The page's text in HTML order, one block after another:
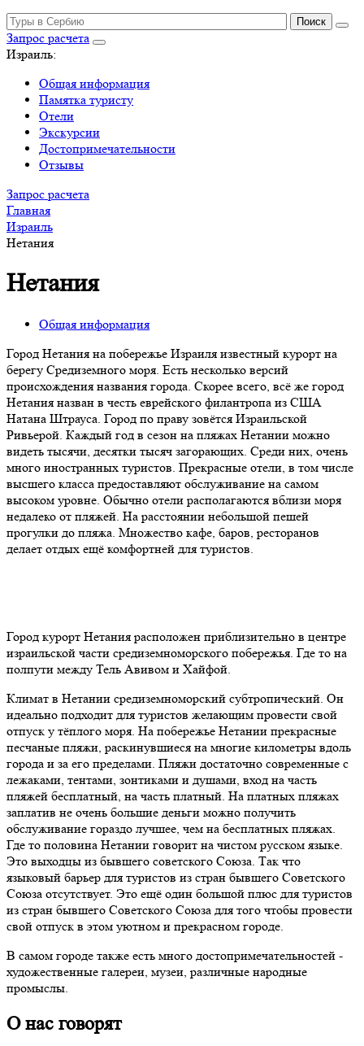
Запрос расчета
Израиль:
Общая информация
Памятка туристу
Отели
Экскурсии
Достопримечательности
Отзывы
Запрос расчета
Главная
Израиль
Нетания
Нетания
Общая информация
Город Нетания на побережье Израиля известный курорт на
берегу Средиземного моря. Есть несколько версий
происхождения названия города. Скорее всего, всё же город
Нетания назван в честь еврейского филантропа из США
Натана Штрауса. Город по праву зовётся Израильской
Ривьерой. Каждый год в сезон на пляжах Нетании можно
видеть тысячи, десятки тысяч загорающих. Среди них, очень
много иностранных туристов. Прекрасные отели, в том числе
высшего класса предоставляют обслуживание на самом
высоком уровне. Обычно отели располагаются вблизи моря
недалеко от пляжей. На расстоянии небольшой пешей
прогулки до пляжа. Множество кафе, баров, ресторанов
делает отдых ещё комфортней для туристов.
Город курорт Нетания расположен приблизительно в центре
израильской части средиземноморского побережья. Где то на
полпути между Тель Авивом и Хайфой.
Климат в Нетании средиземноморский субтропический. Он
идеально подходит для туристов желающим провести свой
отпуск у тёплого моря. На побережье Нетании прекрасные
песчаные пляжи, раскинувшиеся на многие километры вдоль
города и за его пределами. Пляжи достаточно современные с
лежаками, тентами, зонтиками и душами, вход на часть
пляжей бесплатный, на часть платный. На платных пляжах
заплатив не очень большие деньги можно получить
обслуживание гораздо лучшее, чем на бесплатных пляжах.
Где то половина Нетании говорит на чистом русском языке.
Это выходцы из бывшего советского Союза. Так что
языковый барьер для туристов из стран бывшего Советского
Союза отсутствует. Это ещё один большой плюс для туристов
из стран бывшего Советского Союза для того чтобы провести
свой отпуск в этом уютном и прекрасном городе.
В самом городе также есть много достопримечательностей -
художественные галереи, музеи, различные народные
промыслы.
О нас говорят